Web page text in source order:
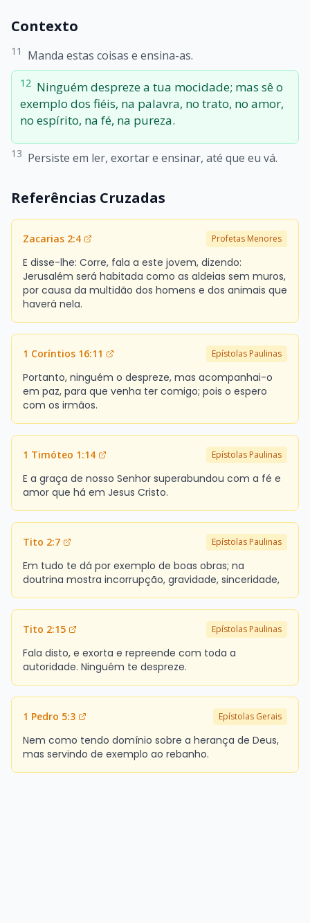
Contexto
11 Manda estas coisas e ensina-as.
12 Ninguém despreze a tua mocidade; mas sê o
exemplo dos fiéis, na palavra, no trato, no amor,
no espírito, na fé, na pureza.
13 Persiste em ler, exortar e ensinar, até que eu vá.
Referências Cruzadas
Zacarias 2:4 Profetas Menores
E disse-lhe: Corre, fala a este jovem, dizendo:
Jerusalém será habitada como as aldeias sem muros,
por causa da multidão dos homens e dos animais que
haverá nela.
1 Coríntios 16:11 Epístolas Paulinas
Portanto, ninguém o despreze, mas acompanhai-o
em paz, para que venha ter comigo; pois o espero
com os irmãos.
1 Timóteo 1:14 Epístolas Paulinas
E a graça de nosso Senhor superabundou com a fé e
amor que há em Jesus Cristo.
Tito 2:7 Epístolas Paulinas
Em tudo te dá por exemplo de boas obras; na
doutrina mostra incorrupção, gravidade, sinceridade,
Tito 2:15 Epístolas Paulinas
Fala disto, e exorta e repreende com toda a
autoridade. Ninguém te despreze.
1 Pedro 5:3 Epístolas Gerais
Nem como tendo domínio sobre a herança de Deus,
mas servindo de exemplo ao rebanho.